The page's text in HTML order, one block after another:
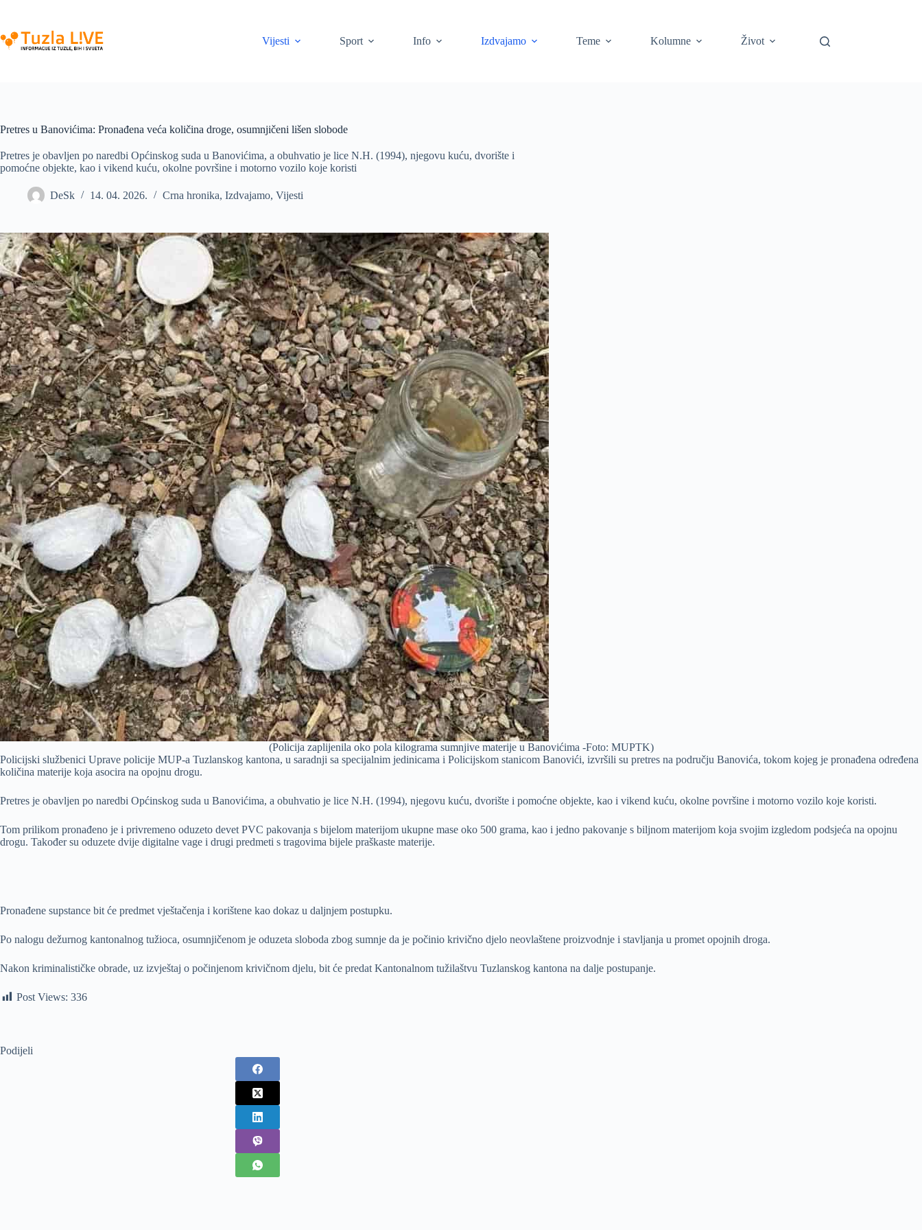
content
Vijesti
Sport Info Izdvajamo Teme Kolumne Život
Pretres u Banovićima: Pronađena veća količina droge, osumnjičeni lišen slobode
Pretres je obavljen po naredbi Općinskog suda u Banovićima, a obuhvatio je lice N.H. (1994), njegovu kuću, dvorište i
pomoćne objekte, kao i vikend kuću, okolne površine i motorno vozilo koje koristi
DeSk 14. 04. 2026. Crna hronika, Izdvajamo, Vijesti
(Policija zaplijenila oko pola kilograma sumnjive materije u Banovićima -Foto: MUPTK)
Policijski službenici Uprave policije MUP-a Tuzlanskog kantona, u saradnji sa specijalnim jedinicama i Policijskom stanicom Banovići, izvršili su pretres na području Banovića, tokom kojeg je pronađena određena
količina materije koja asocira na opojnu drogu.
Pretres je obavljen po naredbi Općinskog suda u Banovićima, a obuhvatio je lice N.H. (1994), njegovu kuću, dvorište i pomoćne objekte, kao i vikend kuću, okolne površine i motorno vozilo koje koristi.
Tom prilikom pronađeno je i privremeno oduzeto devet PVC pakovanja s bijelom materijom ukupne mase oko 500 grama, kao i jedno pakovanje s biljnom materijom koja svojim izgledom podsjeća na opojnu
drogu. Također su oduzete dvije digitalne vage i drugi predmeti s tragovima bijele praškaste materije.
Pronađene supstance bit će predmet vještačenja i korištene kao dokaz u daljnjem postupku.
Po nalogu dežurnog kantonalnog tužioca, osumnjičenom je oduzeta sloboda zbog sumnje da je počinio krivično djelo neovlaštene proizvodnje i stavljanja u promet opojnih droga.
Nakon kriminalističke obrade, uz izvještaj o počinjenom krivičnom djelu, bit će predat Kantonalnom tužilaštvu Tuzlanskog kantona na dalje postupanje.
Post Views: 336
Podijeli